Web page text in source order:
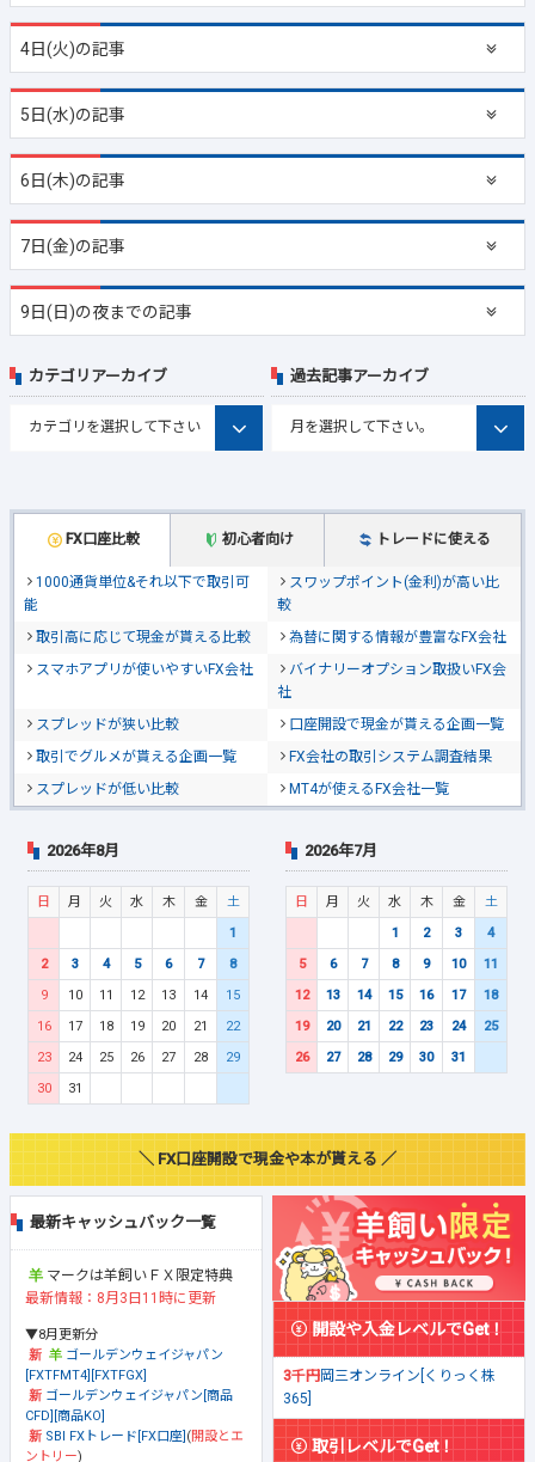
4日(火)の記事
5日(水)の記事
6日(木)の記事
7日(金)の記事
9日(日)の夜までの記事
FX口座比較 初心者向け トレードに使える
1000通貨単位&それ以下で取引可
能
スワップポイント(金利)が高い比
較
取引高に応じて現金が貰える比較
為替に関する情報が豊富なFX会社
スマホアプリが使いやすいFX会社
バイナリーオプション取扱いFX会
社
スプレッドが狭い比較
口座開設で現金が貰える企画一覧
取引でグルメが貰える企画一覧
FX会社の取引システム調査結果
スプレッドが低い比較
MT4が使えるFX会社一覧
カテゴリアーカイブ 過去記事アーカイブ
2026年8月
日 月 火 水 木 金
土
1
2
3 4 5 6 7
8
9
10 11 12 13 14
15
16
17 18 19 20 21
22
23
24 25 26 27 28
29
30
31
2026年7月
日 月 火 水 木 金
土
1
2 3
4
5
6 7 8 9 10
11
12
13 14 15 16 17
18
19
20 21 22 23 24
25
26
27 28 29 30 31
＼ FX口座開設で現金や本が貰える ／
最新キャッシュバック一覧
マークは羊飼いＦＸ限定特典
最新情報：8月3日11時に更新
▼8月更新分
ゴールデンウェイジャパン
[FXTFMT4][FXTFGX]
ゴールデンウェイジャパン[商品
CFD][商品KO]
SBI FXトレード[FX口座] (開設とエ
ントリー)
開設や入金レベルでGet！
3千円岡三オンライン[くりっく株
365]
取引レベルでGet！